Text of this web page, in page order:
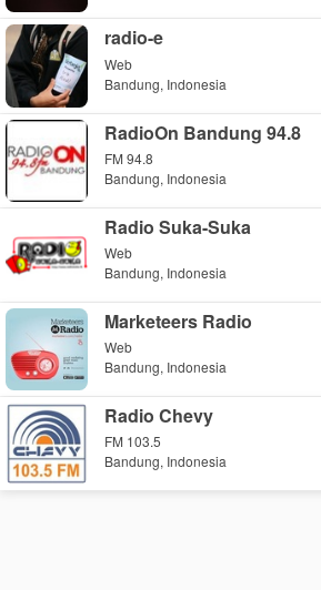
radio-e
Web
Bandung, Indonesia
RadioOn Bandung 94.8
FM 94.8
Bandung, Indonesia
Radio Suka-Suka
Web
Bandung, Indonesia
Marketeers Radio
Web
Bandung, Indonesia
Radio Chevy
FM 103.5
Bandung, Indonesia